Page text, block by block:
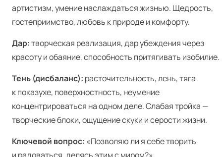
артистизм, умение наслаждаться жизнью. Щедрость,
гостеприимство, любовь к природе и комфорту.
Дар:творческая реализация, дар убеждения через
красоту и обаяние, способность притягивать изобилие.
Тень (дисбаланс): расточительность, лень, тяга
к показухе, поверхностность, неумение
концентрироваться на одном деле. Слабая тройка —
творческие блоки, ощущение скуки и серости жизни.
Ключевой вопрос: «Позволяю ли я себе творить